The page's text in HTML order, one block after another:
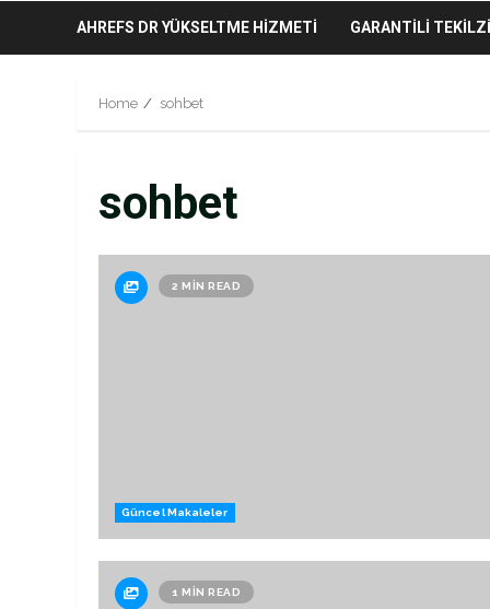
AHREFS DR YÜKSELTME HIZMETI GARANTILI
Home sohbet
sohbet
2 MIN READ
Güncel Makaleler
1 MIN READ